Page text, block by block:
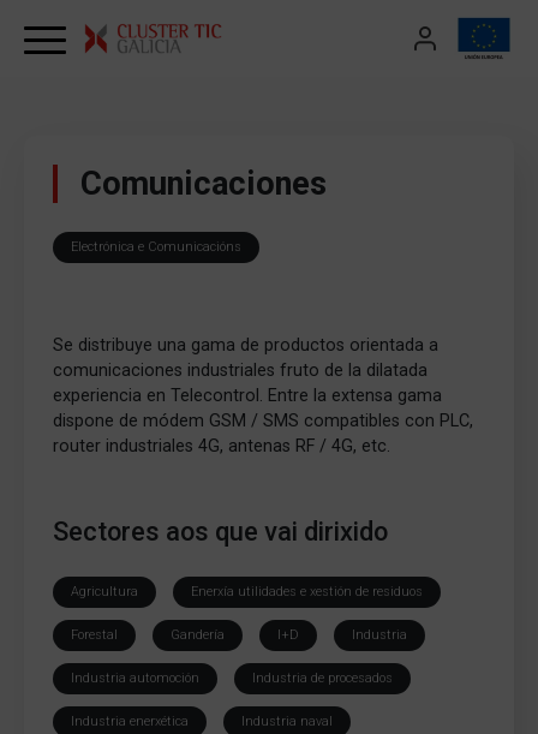
Comunicaciones
Electrónica e Comunicacións
Se distribuye una gama de productos orientada a
comunicaciones industriales fruto de la dilatada
experiencia en Telecontrol. Entre la extensa gama
dispone de módem GSM / SMS compatibles con PLC,
router industriales 4G, antenas RF / 4G, etc.
Sectores aos que vai dirixido
Agricultura Enerxía utilidades e xestión de residuos
Forestal Gandería I+D Industria
Industria automoción Industria de procesados
Industria enerxética Industria naval